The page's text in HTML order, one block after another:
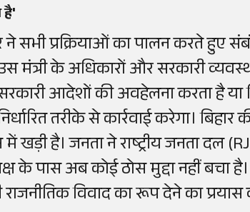
है'
ने सभी प्रक्रियाओं का पालन करते हुए
मंत्री के अधिकारों और सरकारी
आदेशों की अवहेलना करता है या
तरीके से कार्रवाई करेगा।
है। जनता ने राष्ट्रीय जनता दल
के पास अब कोई ठोस मुद्दा नहीं बचा
विवाद का रूप देने का प्रयास